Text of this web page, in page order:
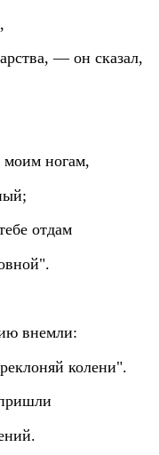
— он сказал,
ногам,
отдам
внемли:
колени".